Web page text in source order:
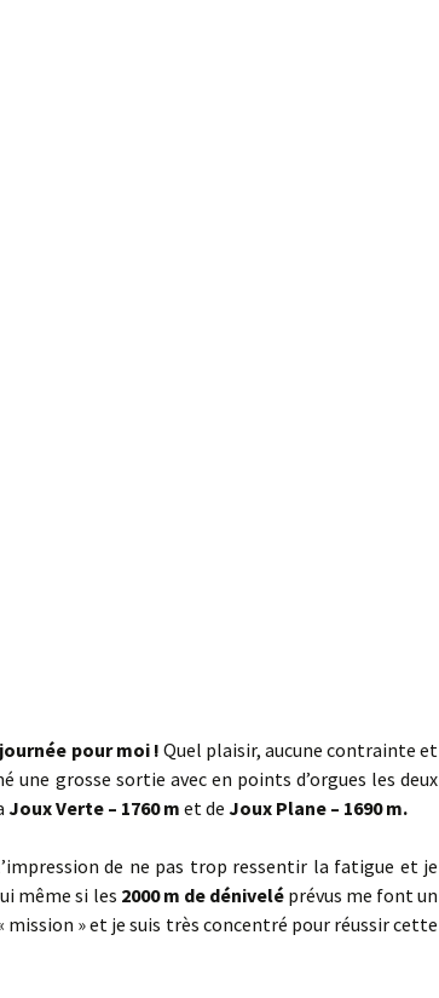
l’Italie
la Chaleur
la Grande Montagne
la Peute Montagne
pour moi ! Quel plaisir, aucune contrainte et
une grosse sortie avec en points d’orgues les deux
Joux Verte – 1760 m et de Joux Plane – 1690 m.
de ne pas trop ressentir la fatigue et je
même si les 2000 m de déniveléprévus me font un
mission » et je suis très concentré pour réussir cette